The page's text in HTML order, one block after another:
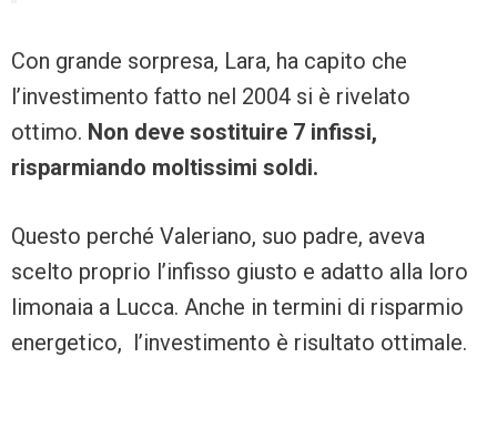
Con grande sorpresa, Lara, ha capito che
l’investimento fatto nel 2004 si è rivelato
ottimo. Non deve sostituire 7 infissi,
risparmiando moltissimi soldi.
Questo perché Valeriano, suo padre, aveva
scelto proprio l’infisso giusto e adatto alla loro
limonaia a Lucca. Anche in termini di risparmio
energetico, l’investimento è risultato ottimale.